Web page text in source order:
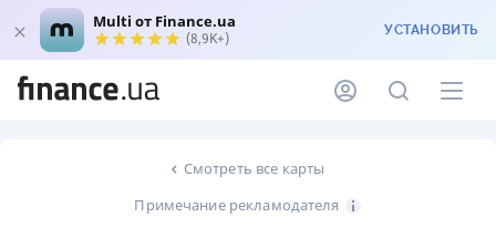
Multi от Finance.ua
(8,9K+) УСТАНОВИТЬ
Смотреть все карты
Примечание рекламодателя